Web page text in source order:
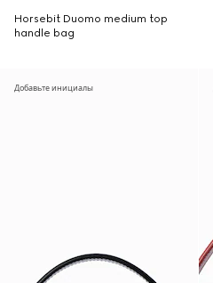
Horsebit Duomo medium top
handle bag
Добавьте инициалы